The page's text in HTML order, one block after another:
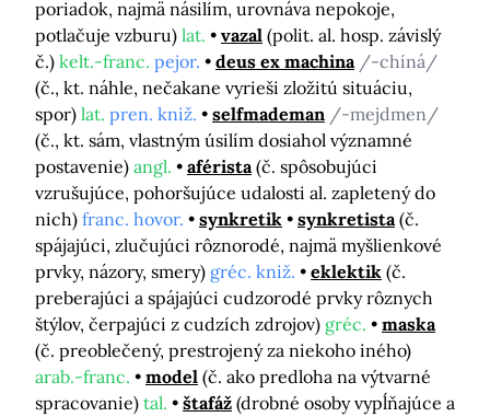
poriadok, najmä násilím, urovnáva nepokoje,
potlačuje vzburu) lat. vazal (polit. al. hosp. závislý
č.) kelt.-franc. pejor. deus ex machina /-chíná/
(č., kt. náhle, nečakane vyrieši zložitú situáciu,
spor) lat. pren. kniž. selfmademan /-mejdmen/
(č., kt. sám, vlastným úsilím dosiahol významné
postavenie) angl. aférista (č. spôsobujúci
vzrušujúce, pohoršujúce udalosti al. zapletený do
nich) franc. hovor. synkretik synkretista (č.
spájajúci, zlučujúci rôznorodé, najmä myšlienkové
prvky, názory, smery) gréc. kniž. eklektik (č.
preberajúci a spájajúci cudzorodé prvky rôznych
štýlov, čerpajúci z cudzích zdrojov) gréc.
maska
(č. preoblečený, prestrojený za niekoho iného)
arab.-franc.
model (č. ako predloha na výtvarné
spracovanie) tal. štafáž (drobné osoby vypĺňajúce a